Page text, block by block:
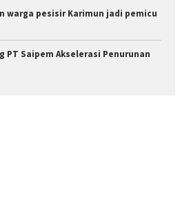
warga pesisir Karimun jadi pemicu
PT Saipem Akselerasi Penurunan